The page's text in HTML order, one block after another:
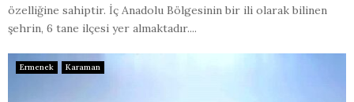
özelliğine sahiptir. İç Anadolu Bölgesinin bir ili olarak bilinen
şehrin, 6 tane ilçesi yer almaktadır....
Ermenek Karaman